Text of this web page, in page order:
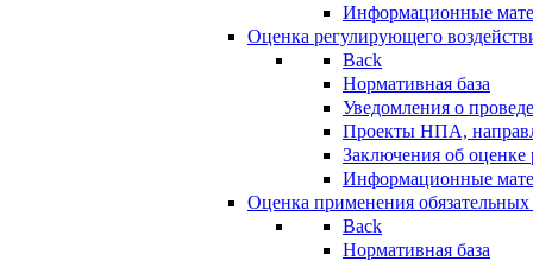
Информационные
Оценка регулирующего
Back
Нормативная база
Уведомления о
Проекты НПА,
Заключения об
Информационные
Оценка применения
Back
Нормативная база